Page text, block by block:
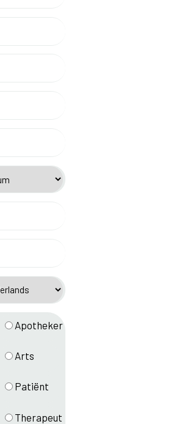
Apotheker
Arts
Patiënt
Therapeut